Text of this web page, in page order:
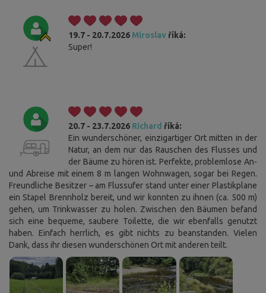
19.7 - 20.7.2026 Miroslav říká:
Super!
20.7 - 23.7.2026 Richard říká:
Ein wunderschöner, einzigartiger Ort mitten in der
Natur, an dem nur das Rauschen des Flusses und
der Bäume zu hören ist. Perfekte, problemlose An-
und Abreise mit einem 8 m langen Wohnwagen, sogar bei Regen.
Freundliche Besitzer – am Flussufer stand unter einer Plastikplane
ein Stapel Brennholz bereit, und wir konnten zu ihnen (ca. 500 m)
gehen, um Trinkwasser zu holen. Zwischen den Bäumen befand
sich eine bequeme, saubere Toilette, die wir ebenfalls genutzt
haben. Einfach herrlich, es gibt nichts zu beanstanden. Vielen
Dank, dass ihr diesen wunderschönen Ort mit anderen teilt.